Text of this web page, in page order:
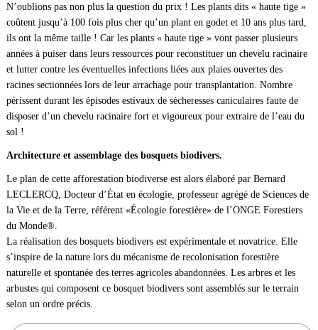
N’oublions pas non plus la question du prix ! Les plants dits « haute tige »
coûtent jusqu’à 100 fois plus cher qu’un plant en godet et 10 ans plus tard,
ils ont la même taille ! Car les plants « haute tige » vont passer plusieurs
années à puiser dans leurs ressources pour reconstituer un chevelu racinaire
et lutter contre les éventuelles infections liées aux plaies ouvertes des
racines sectionnées lors de leur arrachage pour transplantation. Nombre
périssent durant les épisodes estivaux de sècheresses caniculaires faute de
disposer d’un chevelu racinaire fort et vigoureux pour extraire de l’eau du
sol !
Architecture et assemblage des bosquets biodivers.
Le plan de cette afforestation biodiverse est alors élaboré par Bernard
LECLERCQ, Docteur d’État en écologie, professeur agrégé de Sciences de
la Vie et de la Terre, référent «Écologie forestière» de l’ONGE Forestiers
du Monde®.
La réalisation des bosquets biodivers est expérimentale et novatrice. Elle
s’inspire de la nature lors du mécanisme de recolonisation forestière
naturelle et spontanée des terres agricoles abandonnées. Les arbres et les
arbustes qui composent ce bosquet biodivers sont assemblés sur le terrain
selon un ordre précis.